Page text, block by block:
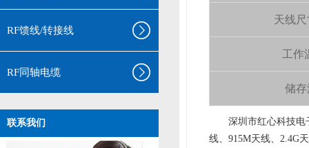
RF馈线/转接线
RF同轴电缆
联系我们
天线尺
工作
储存
深圳市红心科技电
线、915M天线、2.4G